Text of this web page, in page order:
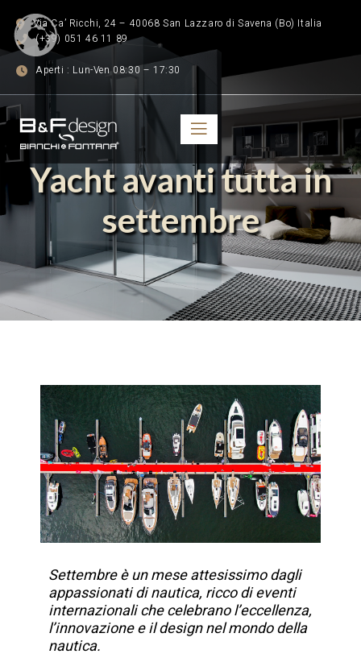
Via Ca’ Ricchi, 24 – 40068 San Lazzaro di Savena (Bo) Italia
(+39) 051 46 11 89
Aperti : Lun-Ven 08:30 – 17:30
Yacht avanti tutta in
settembre
Settembre è un mese attesissimo dagli
appassionati di nautica, ricco di eventi
internazionali che celebrano l’eccellenza,
l’innovazione e il design nel mondo della
nautica.